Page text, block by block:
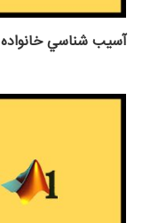
آسيب شناسي خانواده